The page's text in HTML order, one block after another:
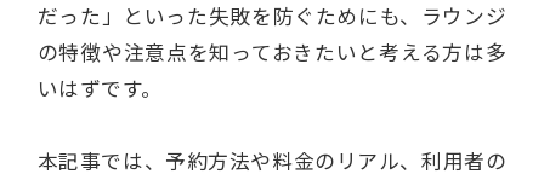
だった」といった失敗を防ぐためにも、ラウンジ
の特徴や注意点を知っておきたいと考える方は多
いはずです。
本記事では、予約方法や料金のリアル、利用者の